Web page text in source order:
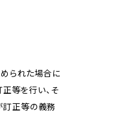
められた場合に
等を行い、そ
訂正等の義務